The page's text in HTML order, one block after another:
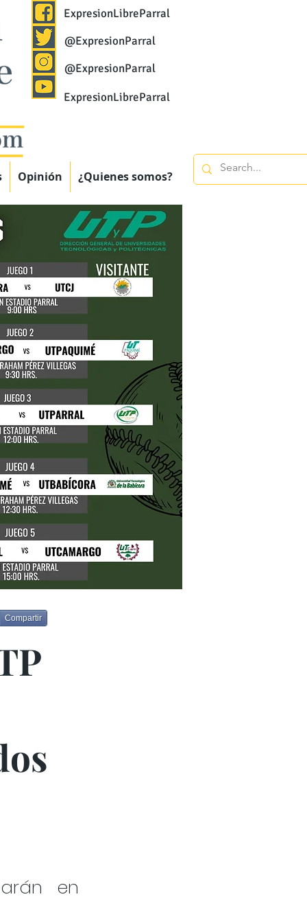
ExpresionLibreParral
@ExpresionParral
@ExpresionParral
ExpresionLibreParral
Opinión ¿Quienes somos?
Compartir
en